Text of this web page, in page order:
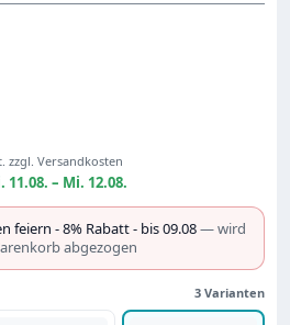
zzgl. Versandkosten
– Mi. 12.08.
feiern - 8% Rabatt - bis 09.08— wird
abgezogen
3 Varianten